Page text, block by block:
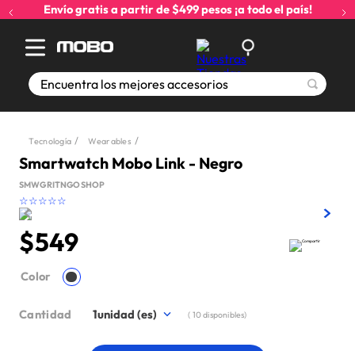
Envío gratis a partir de $499 pesos ¡a todo el país!
Encuentra los mejores accesorios
Tecnología Wearables
Smartwatch Mobo Link - Negro
SMWGRITNGOSHOP
☆☆☆☆☆
$549
Color
Cantidad 1 ( 10disponibles)